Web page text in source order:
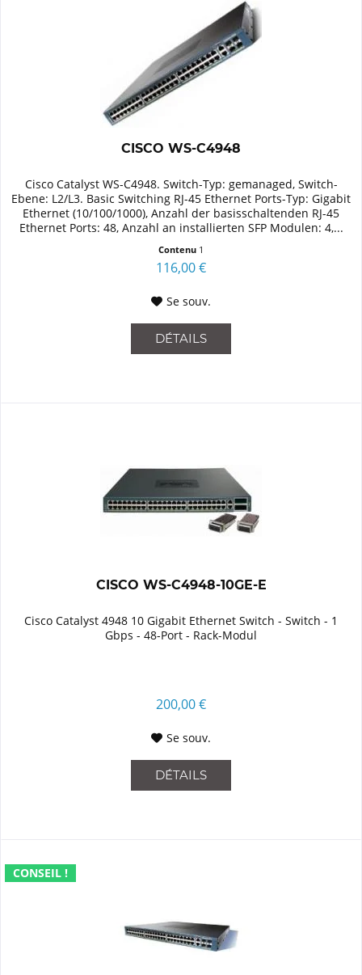
CISCO WS-C4948
Cisco Catalyst WS-C4948. Switch-Typ: gemanaged, Switch-
Ebene: L2/L3. Basic Switching RJ-45 Ethernet Ports-Typ: Gigabit
Ethernet (10/100/1000), Anzahl der basisschaltenden RJ-45
Ethernet Ports: 48, Anzahl an installierten SFP Modulen: 4,...
Contenu 1
116,00 €
Se souv.
DÉTAILS
CISCO WS-C4948-10GE-E
Cisco Catalyst 4948 10 Gigabit Ethernet Switch - Switch - 1
Gbps - 48-Port - Rack-Modul
200,00 €
Se souv.
DÉTAILS
CONSEIL !